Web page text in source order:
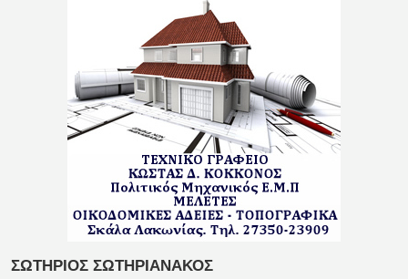
ΣΩΤΗΡΙΟΣ ΣΩΤΗΡΙΑΝΑΚΟΣ